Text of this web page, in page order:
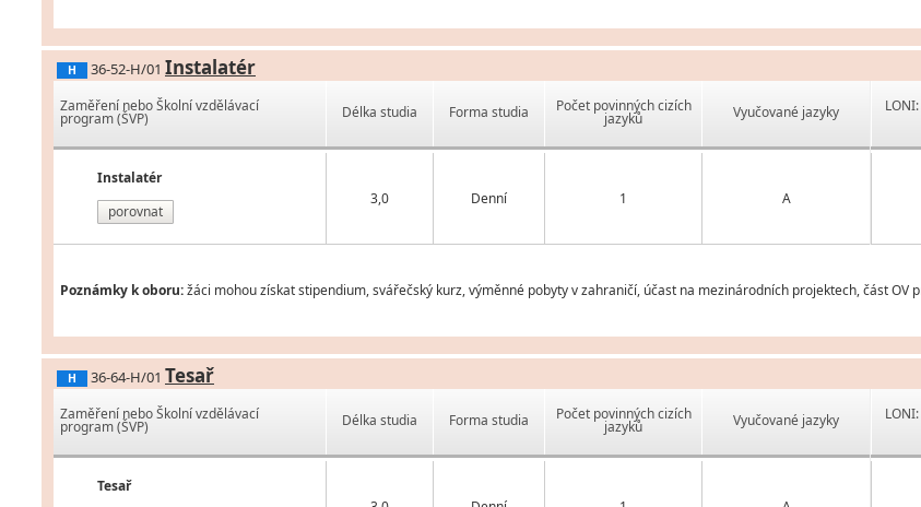
H 36-52-H/01 Instalatér
Zaměření nebo Školní vzdělávací
program (ŠVP)
Instalatér
porovnat
Délka studia Forma studia Počet povinných cizích
jazyků Vyučované jazyky
3,0 Denní 1 A
Poznámky k oboru:žáci mohou získat stipendium, svářečský kurz, výměnné pobyty v zahraničí, účast na mezinárodních projektech, část
H 36-64-H/01 Tesař
Zaměření nebo Školní vzdělávací
program (ŠVP)
Tesař
Délka studia Forma studia Počet povinných cizích
jazyků Vyučované jazyky